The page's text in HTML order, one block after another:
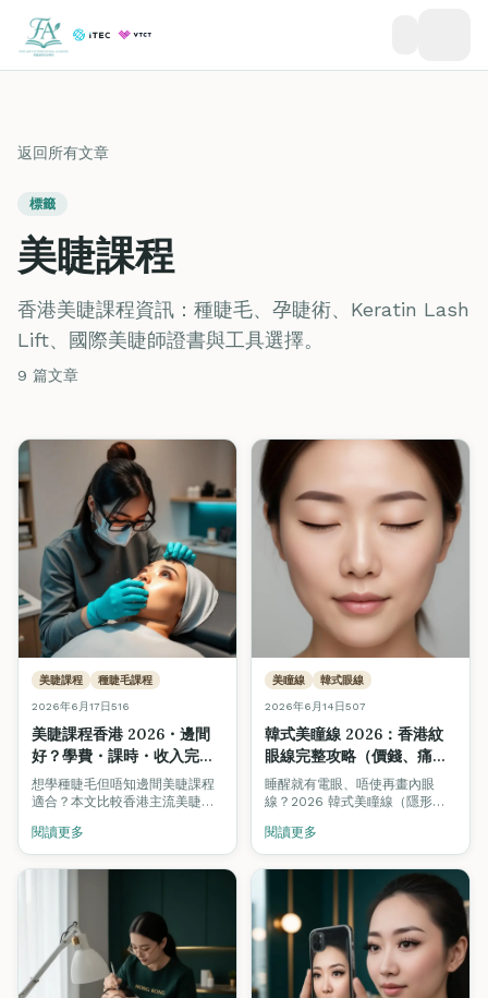
返回所有文章
標籤
美睫課程
香港美睫課程資訊：種睫毛、孕睫術、Keratin Lash
Lift、國際美睫師證書與工具選擇。
9 篇文章
美睫課程 種睫毛課程
2026年6月17日516
美睫課程香港 2026・邊間
好？學費・課時・收入完整
比較
想學種睫毛但唔知邊間美睫課程
適合？本文比較香港主流美睫課
Lift、ITEC 國際證書，附學費、
課時、考牌、新手月入分析。
閱讀更多
美瞳線 韓式眼線
2026年6月14日507
韓式美瞳線 2026：香港紋
眼線完整攻略（價錢、痛唔
痛、維持幾耐）
睡醒就有電眼、唔使再畫內眼
線？2026 韓式美瞳線（隱形眼
項目之一。Fine Arts Academy
紋繡導師團隊完整拆解：價錢
\$3,500–\$6,800、痛感 3/10、
維持 2–4 年、5–7 日結痂期、邊
類人唔啱做，並比較睫毛線 vs
韓式自然眼線 vs 拉長眼線 3 種
主流風格。
閱讀更多